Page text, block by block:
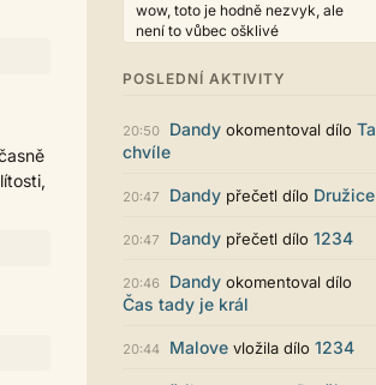
wow, toto je hodně nezvyk, ale
není to vůbec ošklivé
Jarda468
Už i počet přečtení jde vidět,
myslím také už v pořádku,
perfektní práce :)
Singularis
30.07. 06:19
Líbí se mi tmavá varianta nového
vzhledu. Na některých místech
jsou sice mezi prvky příliš velké
mezery, ale když mě to bude štvát,
určitě to půjde upravit místním
stylem... Celkově je styl dobře
POSLEDNÍ AKTIVITY
20:50 Dandy okomentoval dílo Ta
chvíle
20:47 Dandy přečetl dílo Družice
20:47 Dandy přečetl dílo 1234
20:46 Dandy okomentoval dílo
Čas tady je král
20:44 Malove vložila dílo 1234